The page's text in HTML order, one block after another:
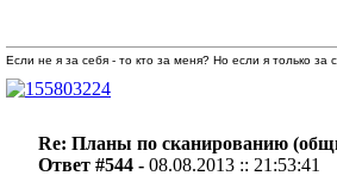
Если не я за себя - то кто за меня? Но если я только
Re: Планы по сканированию
Ответ #544 -08.08.2013 :: 21:53:41